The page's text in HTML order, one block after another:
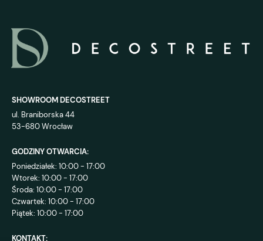
SHOWROOM DECOSTREET
ul. Braniborska 44
53-680 Wrocław
GODZINY OTWARCIA:
Poniedziałek: 10:00 - 17:00
Wtorek: 10:00 - 17:00
Środa: 10:00 - 17:00
Czwartek: 10:00 - 17:00
Piątek: 10:00 - 17:00
KONTAKT: